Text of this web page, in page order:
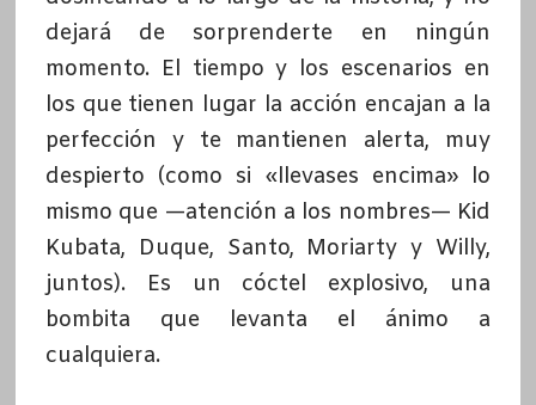
dejará de sorprenderte en ningún
momento. El tiempo y los escenarios en
los que tienen lugar la acción encajan a la
perfección y te mantienen alerta, muy
despierto (como si «llevases encima» lo
mismo que —atención a los nombres— Kid
Kubata, Duque, Santo, Moriarty y Willy,
juntos). Es un cóctel explosivo, una
bombita que levanta el ánimo a
cualquiera.